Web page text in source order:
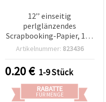
12’’ einseitig
perlglänzendes
Scrapbooking-Papier, 160
g/m² (30,5 x 30,5 cm) - 1
Artikelnummer: 823436
0.20€ 1-9 Stück
RABATTE
FÜR MENGE